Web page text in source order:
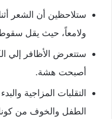
ستلاحظين أن الشعر
ولامعاً، حيث يقل سقوط
ستتعرض الأظافر إلي
أصبحت هشة.
التقلبات المزاجية
الطفل والخوف من